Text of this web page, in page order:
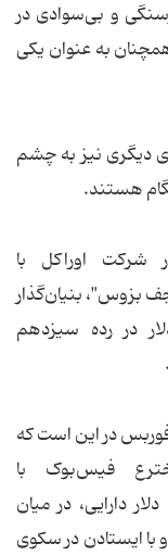
و بی‌سوادی در
به عنوان یکی
دیگری نیز به چشم
هستند.
شرکت اوراکل با
بزوس"، بنیان‌گذار
در رده سیزدهم
در طبقه‌بندی 2011 مجله فوربس در این است که
فیس‌بوک با
دارایی، در میان
با ایستادن در سکوی